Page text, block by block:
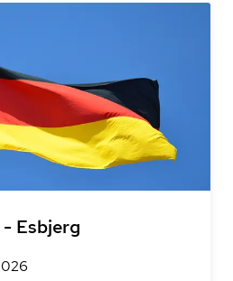
Esbjerg